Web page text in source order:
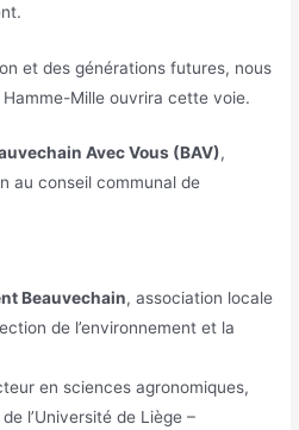
et des générations futures, nous
Mille ouvrira cette voie.
Avec Vous (BAV),
au conseil communal de
Beauvechain, association locale
de l’environnement et la
en sciences agronomiques,
l’Université de Liège –